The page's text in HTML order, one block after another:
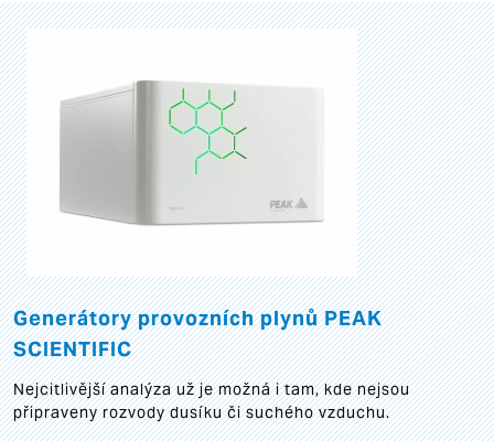
Generátory provozních plynů PEAK
SCIENTIFIC
Nejcitlivější analýza už je možná i tam, kde nejsou
připraveny rozvody dusíku či suchého vzduchu.